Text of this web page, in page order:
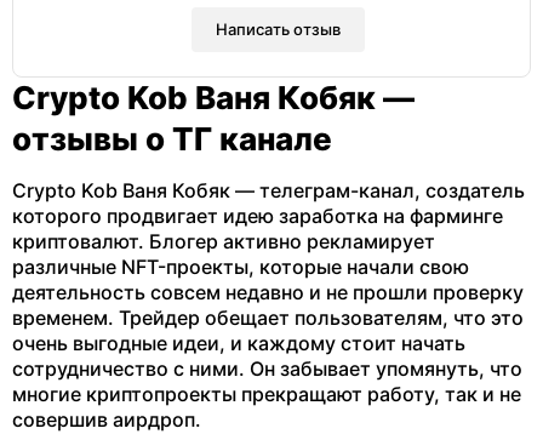
Написать отзыв
Crypto Kob Ваня Кобяк —
отзывы о ТГ канале
Crypto Kob Ваня Кобяк — телеграм-канал, создатель
которого продвигает идею заработка на фарминге
криптовалют. Блогер активно рекламирует
различные NFT-проекты, которые начали свою
деятельность совсем недавно и не прошли проверку
временем. Трейдер обещает пользователям, что это
очень выгодные идеи, и каждому стоит начать
сотрудничество с ними. Он забывает упомянуть, что
многие криптопроекты прекращают работу, так и не
совершив аирдроп.